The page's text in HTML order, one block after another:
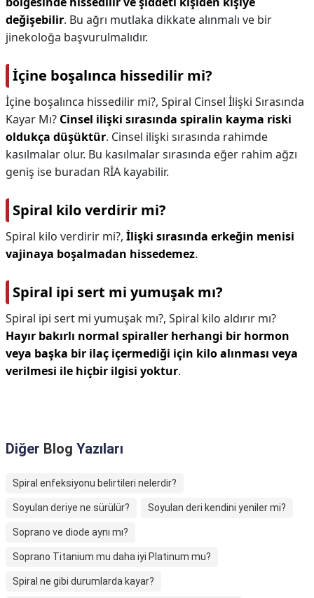
değişebilir. Bu ağrı mutlaka dikkate alınmalı ve bir
jinekoloğa başvurulmalıdır.
İçine boşalınca hissedilir mi?
İçine boşalınca hissedilir mi?, Spiral Cinsel İlişki Sırasında
Kayar Mı? Cinsel ilişki sırasında spiralin kayma riski
oldukça düşüktür. Cinsel ilişki sırasında rahimde
kasılmalar olur. Bu kasılmalar sırasında eğer rahim ağzı
geniş ise buradan RİA kayabilir.
Spiral kilo verdirir mi?
Spiral kilo verdirir mi?, İlişki sırasında erkeğin menisi
vajinaya boşalmadan hissedemez.
Spiral ipi sert mi yumuşak mı?
Spiral ipi sert mi yumuşak mı?, Spiral kilo aldırır mı?
Hayır bakırlı normal spiraller herhangi bir hormon
veya başka bir ilaç içermediği için kilo alınması veya
verilmesi ile hiçbir ilgisi yoktur.
Diğer Blog Yazıları
Spiral enfeksiyonu belirtileri nelerdir?
Soyulan deriye ne sürülür? Soyulan deri kendini yeniler mi?
Soprano ve diode aynı mı?
Soprano Titanium mu daha iyi Platinum mu?
Spiral ne gibi durumlarda kayar?